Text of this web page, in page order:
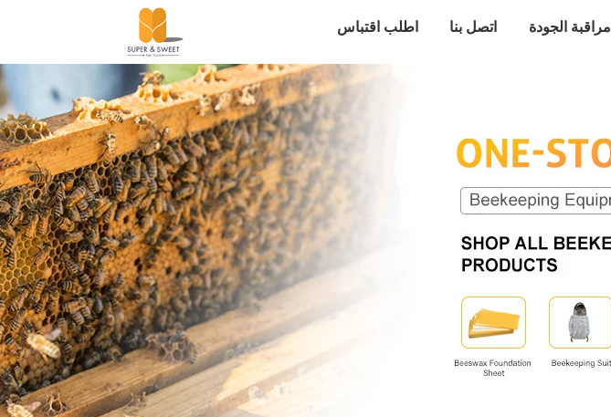
مراقبة الجودة اتصل بنا اطلب اقتباس